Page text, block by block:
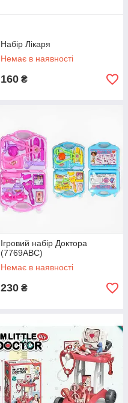
Набір Лікаря
Немає в наявності
160 ₴
Ігровий набір Доктора
(7769ABC)
Немає в наявності
230 ₴